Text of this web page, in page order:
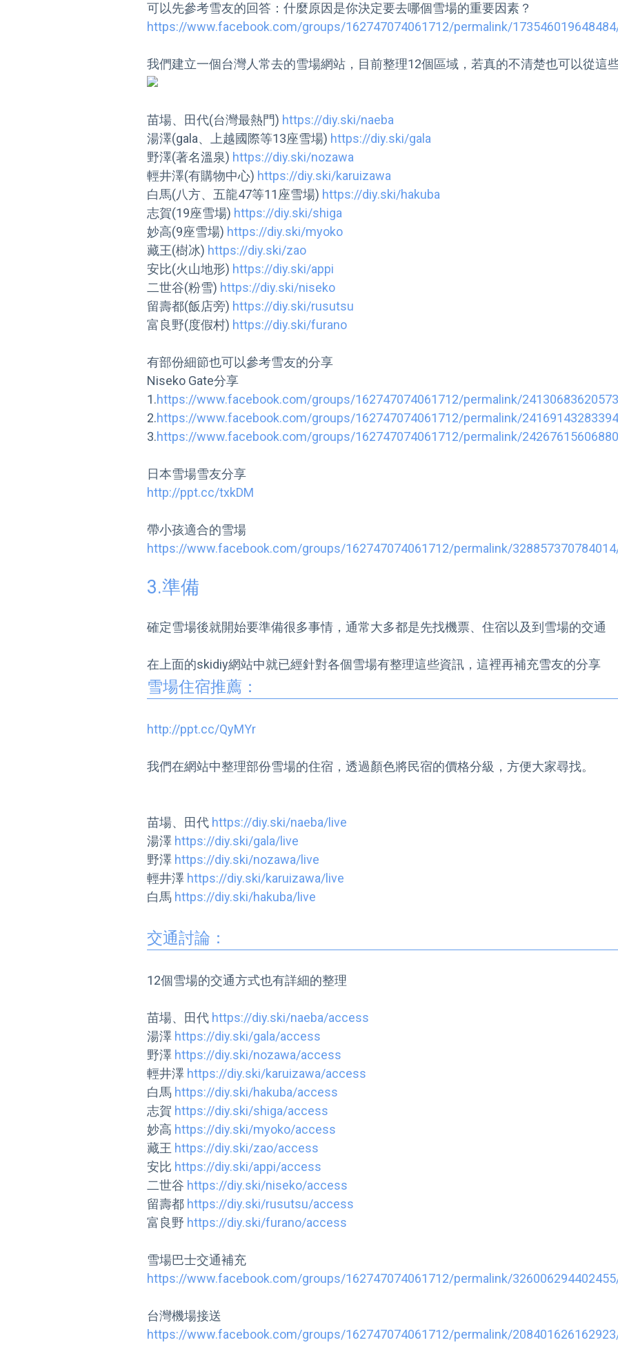
https://www.facebook.com/groups/162747074061712/permalink/
苗場、田代(台灣最熱門) https://diy.ski/naeba
湯澤(gala、上越國際等13座雪場) https://diy.ski/gala
野澤(著名溫泉) https://diy.ski/nozawa
輕井澤(有購物中心) https://diy.ski/karuizawa
白馬(八方、五龍47等11座雪場) https://diy.ski/hakuba
志賀(19座雪場) https://diy.ski/shiga
妙高(9座雪場) https://diy.ski/myoko
藏王(樹冰) https://diy.ski/zao
安比(火山地形) https://diy.ski/appi
二世谷(粉雪) https://diy.ski/niseko
留壽都(飯店旁) https://diy.ski/rusutsu
富良野(度假村) https://diy.ski/furano
有部份細節也可以參考雪友的分享
Niseko Gate分享
1.
2.https://www.facebook.com/groups/162747074061712/permalink/
3.https://www.facebook.com/groups/162747074061712/permalink/
日本雪場雪友分享
http://ppt.cc/txkDM
帶小孩適合的雪場
https://www.facebook.com/groups/162747074061712/permalink/
3.準備
確定雪場後就開始要準備很多事情，通常大多都是先找機票、住宿以及到雪場的交通
在上面的skidiy網站中就已經針對各個雪場有整理這些資訊，這裡再補充雪友的分享
雪場住宿推薦：
http://ppt.cc/QyMYr
苗場、田代 https://diy.ski/naeba/live
湯澤 https://diy.ski/gala/live
野澤 https://diy.ski/nozawa/live
輕井澤 https://diy.ski/karuizawa/live
白馬 https://diy.ski/hakuba/live
交通討論：
12個雪場的交通方式也有詳細的整理
苗場、田代 https://diy.ski/naeba/access
湯澤 https://diy.ski/gala/access
野澤 https://diy.ski/nozawa/access
輕井澤 https://diy.ski/karuizawa/access
白馬 https://diy.ski/hakuba/access
志賀 https://diy.ski/shiga/access
妙高 https://diy.ski/myoko/access
藏王 https://diy.ski/zao/access
安比 https://diy.ski/appi/access
二世谷 https://diy.ski/niseko/access
留壽都 https://diy.ski/rusutsu/access
富良野 https://diy.ski/furano/access
雪場巴士交通補充
https://www.facebook.com/groups/162747074061712/permalink/
https://www.facebook.com/groups/162747074061712/permalink/